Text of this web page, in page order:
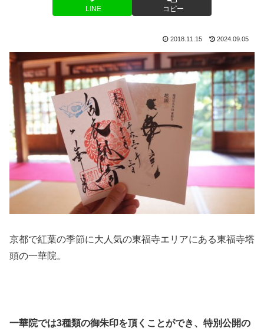
LINE コピー
2018.11.15 2024.09.05
京都で紅葉の季節に大人気の東福寺エリアにある東福寺塔
頭の一華院。
一華院では3種類の御朱印を頂くことができ、特別公開の